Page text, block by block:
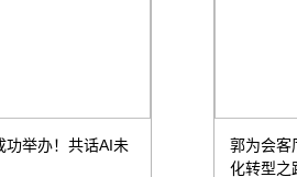
共话未来数字创
“走进联